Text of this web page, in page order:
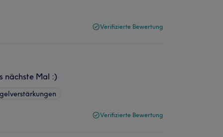
Verifizierte Bewertung
nächste Mal :)
Verifizierte Bewertung